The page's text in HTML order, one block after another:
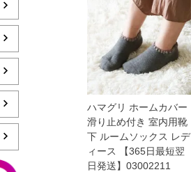
ハマグリ ホームカバー
滑り止め付き 室内用靴
下 ルームソックス レデ
ィース 【365日最短翌
日発送】03002211